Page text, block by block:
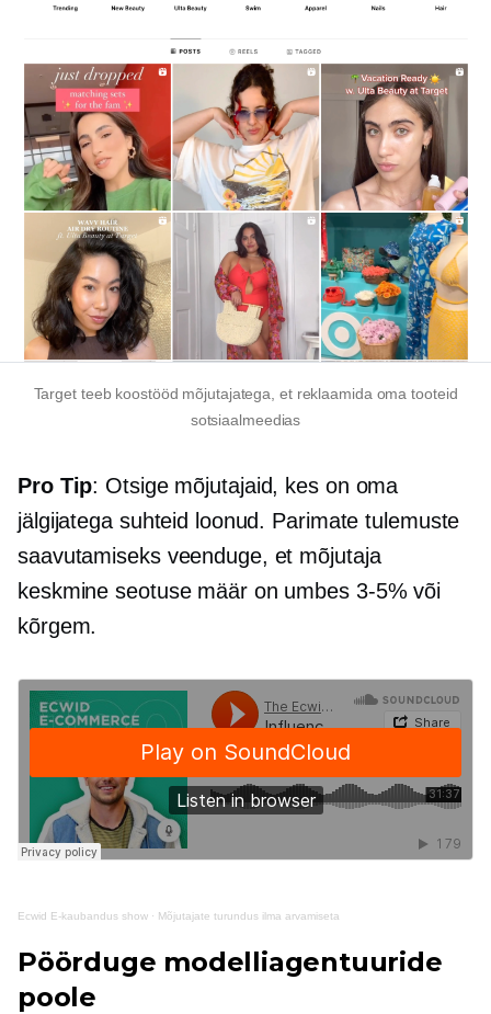
Target teeb koostööd mõjutajatega, et reklaamida oma tooteid
sotsiaalmeedias
Pro Tip: Otsige mõjutajaid, kes on oma
jälgijatega suhteid loonud. Parimate tulemuste
saavutamiseks veenduge, et mõjutaja
keskmine seotuse määr on umbes 3-5% või
kõrgem.
Ecwid E-kaubandus show · Mõjutajate turundus ilma arvamiseta
Pöörduge modelliagentuuride
poole